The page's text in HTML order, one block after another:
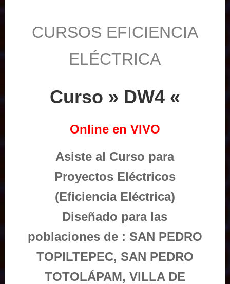
CURSOS EFICIENCIA
ELÉCTRICA
Curso » DW4 «
Online en VIVO
Asiste al Curso para
Proyectos Eléctricos
(Eficiencia Eléctrica)
Diseñado para las
poblaciones de : SAN PEDRO
TOPILTEPEC, SAN PEDRO
TOTOLÁPAM, VILLA DE